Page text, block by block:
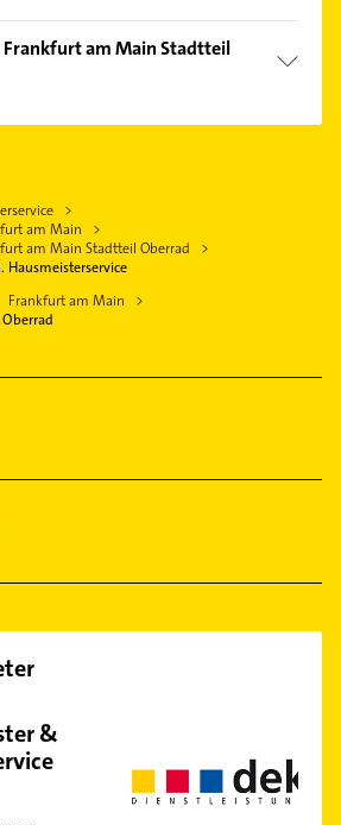
Frankfurt am Main Stadtteil
am Main
am Main Stadtteil Oberrad
Hausmeisterservice
Frankfurt am Main
&